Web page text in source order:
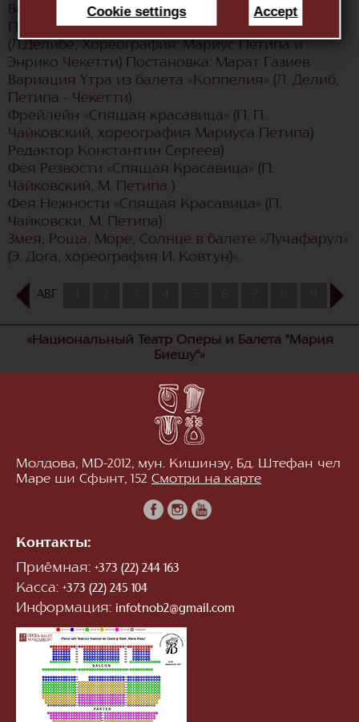
Cookie settings Accept
Велисы «Жизель»
Подруга Сванильды в спектакле «Коппелия»
(Л.Делибе, Хореография: Мариус Петипа и
Энрико Чекетти) Постановка: Марат Газиев
Вариация Утра из балета «Коппелия» (Л. Делиб,
Петипа - Чекетти)
Фрейлейн «Спящая красавица» (П. П.
Чайковский, хореография Мариуса Петипа)
Редактор Константин Сергеев)
Фея Резвости «Спящая Красавица» (П.
Чайковский, М. Петипа )
Фея Нежности «Спящая Красавица» (П.
Чайковски, М. Петипа)
Змея, Роща, Море, Солнце в балете «Лучафарул»
(Э. Дога, хореография И. Ковтун)».
АВГ 10
«Национальный Театр Оперы и Балета "Мария
Биешу"»
Молдова, MD-2012, мун. Кишинэу, Бд. Штефан чел
Маре ши Сфынт, 152 Смотри на карте
Контакты:
Приёмная: +373 (22) 244 163
Касса: +373 (22) 245 104
Информация: infotnob2@gmail.com